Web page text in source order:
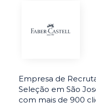
Empresa de
Seleção em São
com mais de 900